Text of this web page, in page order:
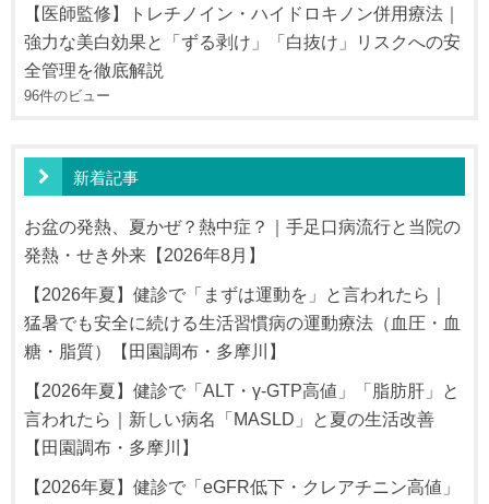
【医師監修】トレチノイン・ハイドロキノン併用療法｜
強力な美白効果と「ずる剥け」「白抜け」リスクへの安
全管理を徹底解説
96件のビュー
新着記事
お盆の発熱、夏かぜ？熱中症？｜手足口病流行と当院の
発熱・せき外来【2026年8月】
【2026年夏】健診で「まずは運動を」と言われたら｜
猛暑でも安全に続ける生活習慣病の運動療法（血圧・血
糖・脂質）【田園調布・多摩川】
【2026年夏】健診で「ALT・γ-GTP高値」「脂肪肝」と
言われたら｜新しい病名「MASLD」と夏の生活改善
【田園調布・多摩川】
【2026年夏】健診で「eGFR低下・クレアチニン高値」